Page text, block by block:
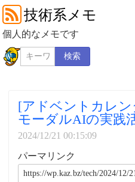
技術系メモ
個人的なメモです
検索
[アドベントカレン
モーダルAIの実践
2024/12/21 00:15:09
パーマリンク